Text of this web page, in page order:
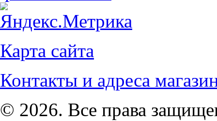
Карта сайта
Контакты и адреса
© 2026. Все права